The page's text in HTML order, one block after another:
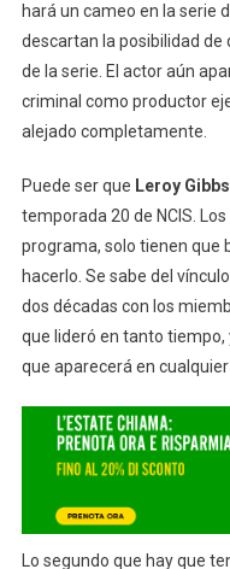
hará un cameo en la serie
descartan la posibilidad de
de la serie. El actor aún
criminal como productor
alejado completamente.
Puede ser que Leroy Gibbs
temporada 20 de NCIS.
programa, solo tienen que
hacerlo. Se sabe del
dos décadas con los
que lideró en tanto tiempo,
que aparecerá en
Lo segundo que hay que